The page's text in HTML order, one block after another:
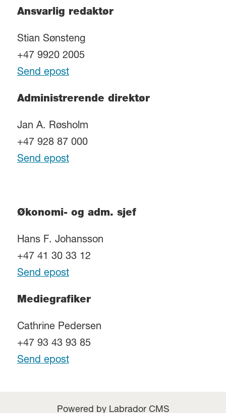
Ansvarlig redaktør
Stian Sønsteng
+47 9920 2005
Send epost
Administrerende direktør
Jan A. Røsholm
+47 928 87 000
Send epost
Økonomi- og adm. sjef
Hans F. Johansson
+47 41 30 33 12
Send epost
Mediegrafiker
Cathrine Pedersen
+47 93 43 93 85
Send epost
Powered by Labrador CMS